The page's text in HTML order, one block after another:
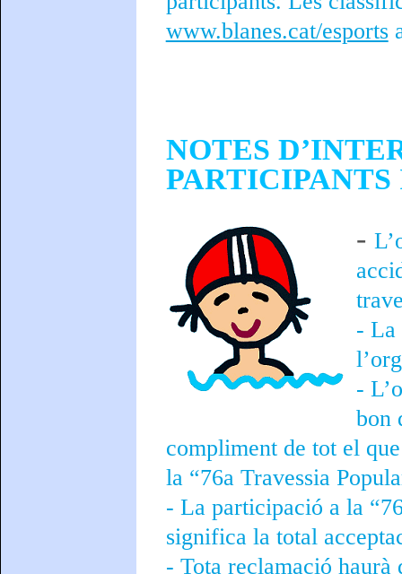
www.blanes.cat/esports
NOTES
-
- La
-
bon
compliment de tot el
la “76a Travessia
- La participació a la
significa la total
- Tota reclamació haurà